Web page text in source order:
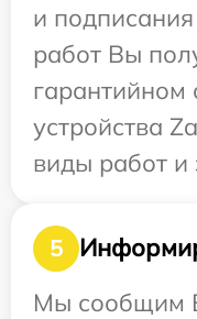
и
работ Вы
устройства
виды работ и
5
Мы сообщим